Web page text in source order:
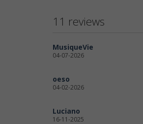
11 reviews
MusiqueVie
04-07-2026
oeso
04-02-2026
Luciano
16-11-2025